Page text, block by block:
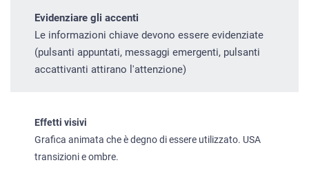
Evidenziare gli accenti
Le informazioni chiave devono essere evidenziate
(pulsanti appuntati, messaggi emergenti, pulsanti
accattivanti attirano l'attenzione)
Effetti visivi
Grafica animata che è degno di essere utilizzato. USA
transizioni e ombre.